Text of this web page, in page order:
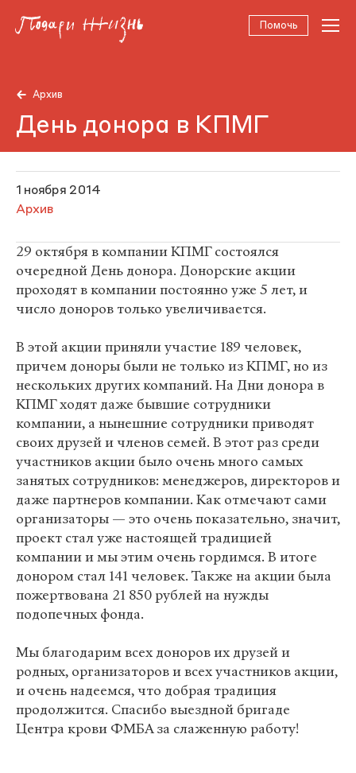
Помочь
Архив
День донора в КПМГ
1 ноября 2014
Архив
29 октября в компании КПМГ состоялся
очередной День донора. Донорские акции
проходят в компании постоянно уже 5 лет, и
число доноров только увеличивается.
В этой акции приняли участие 189 человек,
причем доноры были не только из КПМГ, но из
нескольких других компаний. На Дни донора в
КПМГ ходят даже бывшие сотрудники
компании, а нынешние сотрудники приводят
своих друзей и членов семей. В этот раз среди
участников акции было очень много самых
занятых сотрудников: менеджеров, директоров и
даже партнеров компании. Как отмечают сами
организаторы — это очень показательно, значит,
проект стал уже настоящей традицией
компании и мы этим очень гордимся. В итоге
донором стал 141 человек. Также на акции была
пожертвована 21 850 рублей на нужды
подопечных фонда.
Мы благодарим всех доноров их друзей и
родных, организаторов и всех участников акции,
и очень надеемся, что добрая традиция
продолжится. Спасибо выездной бригаде
Центра крови ФМБА за слаженную работу!